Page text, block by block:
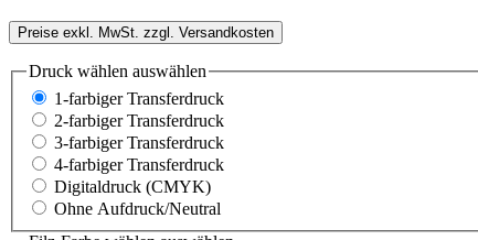
Preise exkl. MwSt. zzgl. Versandkosten
Druck wählen auswählen
1-farbiger Transferdruck
2-farbiger Transferdruck
3-farbiger Transferdruck
4-farbiger Transferdruck
Digitaldruck (CMYK)
Ohne Aufdruck/Neutral